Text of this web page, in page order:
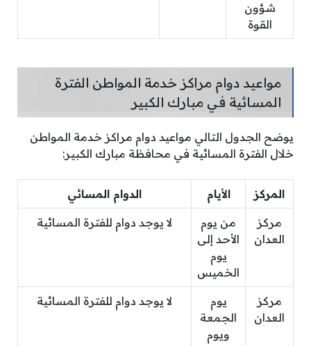
شؤون
القوة
مواعيد دوام مراكز خدمة المواطن الفترة
المسائية في مبارك الكبير
يوضح الجدول التالي مواعيد دوام مراكز خدمة المواطن
خلال الفترة المسائية في محافظة مبارك الكبير:
المركز الأيام الدوام المسائي
مركز
العدان
من يوم
الأحد إلى
يوم
الخميس
لا يوجد دوام للفترة المسائية
مركز
العدان
يوم
الجمعة
ويوم
لا يوجد دوام للفترة المسائية